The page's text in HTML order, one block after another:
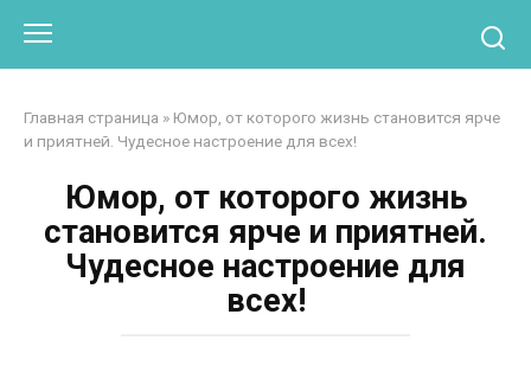
контенту
Главная страница » Юмор, от которого жизнь становится ярче
и приятней. Чудесное настроение для всех!
Юмор, от которого жизнь
становится ярче и приятней.
Чудесное настроение для
всех!